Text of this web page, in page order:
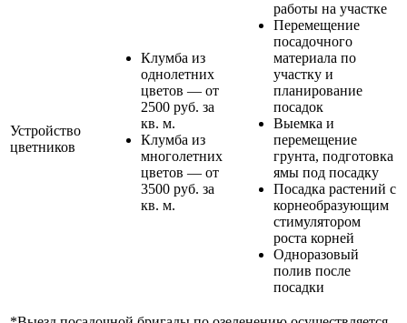
Устройство
цветников
Клумба из
однолетних
цветов — от
2500 руб. за
кв. м.
Клумба из
многолетних
цветов — от
3500 руб. за
кв. м.
работы на участке
Перемещение
посадочного
материала по
участку и
планирование
посадок
Выемка и
перемещение
грунта, подготовка
ямы под посадку
Посадка растений с
корнеобразующим
стимулятором
роста корней
Одноразовый
полив после
посадки